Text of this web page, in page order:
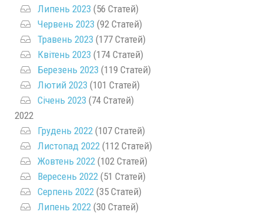
Липень 2023 (56 Статей)
Червень 2023 (92 Статей)
Травень 2023 (177 Статей)
Квітень 2023 (174 Статей)
Березень 2023 (119 Статей)
Лютий 2023 (101 Статей)
Січень 2023 (74 Статей)
2022
Грудень 2022 (107 Статей)
Листопад 2022 (112 Статей)
Жовтень 2022 (102 Статей)
Вересень 2022 (51 Статей)
Серпень 2022 (35 Статей)
Липень 2022 (30 Статей)